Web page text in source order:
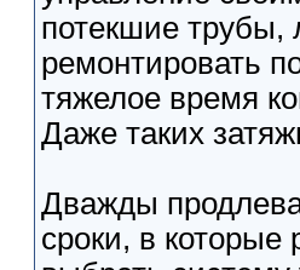
потекшие трубы,
ремонтировать
тяжелое время
Даже таких
Дважды
сроки, в